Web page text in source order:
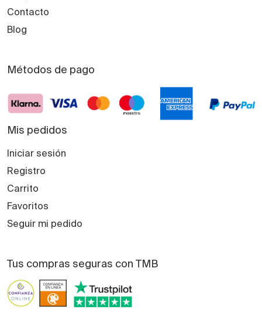
Contacto
Blog
Métodos de pago
Mis pedidos
Iniciar sesión
Registro
Carrito
Favoritos
Seguir mi pedido
Tus compras seguras con TMB